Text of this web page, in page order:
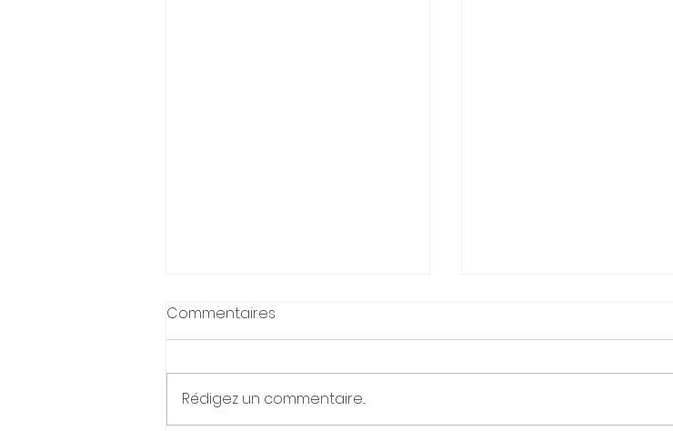
Commentaires
Rédigez un commentaire...